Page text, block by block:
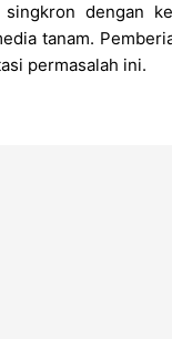
dengan
tanam.
permasalah ini.